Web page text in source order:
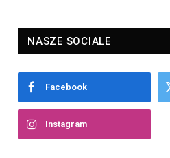
NASZE SOCIALE
Facebook
Instagram